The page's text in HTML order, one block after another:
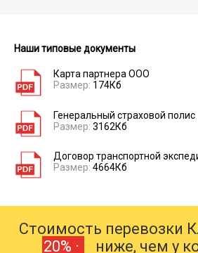
Наши типовые документы
Карта партнера ООО
Размер: 174Кб
Генеральный страховой полис
Размер: 3162Кб
Договор транспортной
Размер: 4664Кб
Стоимость перевозки
20% ·
ниже, чем у